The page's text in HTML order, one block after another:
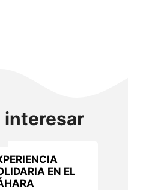
interesar
EN EL